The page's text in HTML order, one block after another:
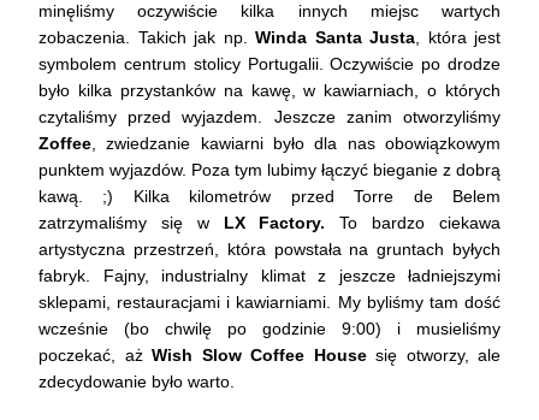
minęliśmy oczywiście kilka innych miejsc wartych
zobaczenia. Takich jak np. Winda Santa Justa , która jest
symbolem centrum stolicy Portugalii. Oczywiście po drodze
było kilka przystanków na kawę, w kawiarniach, o których
czytaliśmy przed wyjazdem. Jeszcze zanim otworzyliśmy
Zoffee , zwiedzanie kawiarni było dla nas obowiązkowym
punktem wyjazdów. Poza tym lubimy łączyć bieganie z dobrą
kawą. ;) Kilka kilometrów przed Torre de Belem
zatrzymaliśmy się w LX Factory.To bardzo ciekawa
artystyczna przestrzeń, która powstała na gruntach byłych
fabryk. Fajny, industrialny klimat z jeszcze ładniejszymi
sklepami, restauracjami i kawiarniami. My byliśmy tam dość
wcześnie (bo chwilę po godzinie 9:00) i musieliśmy
poczekać, aż Wish Slow Coffee Housesię otworzy, ale
zdecydowanie było warto.